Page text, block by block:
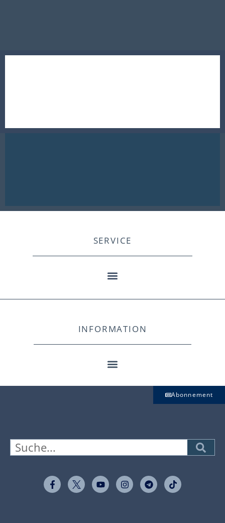
SERVICE
INFORMATION
Abonnement